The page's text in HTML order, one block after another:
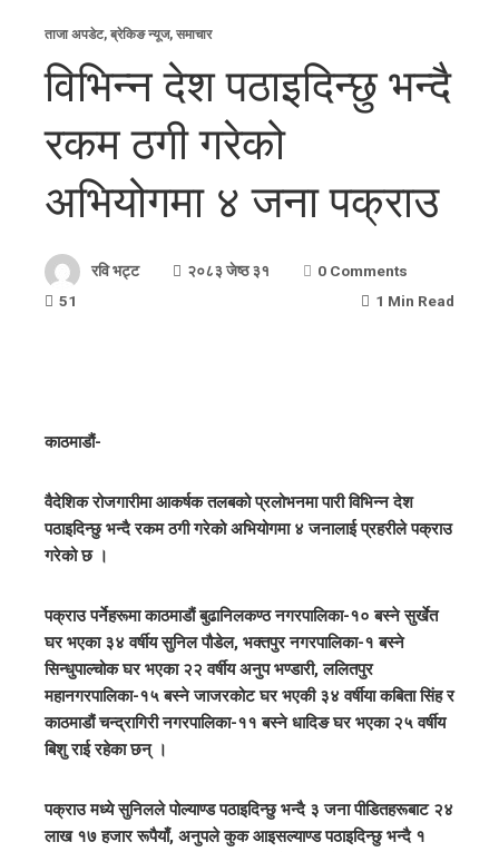
ताजा अपडेट, ब्रेकिङ न्यूज, समाचार
विभिन्न देश पठाइदिन्छु भन्दै
रकम ठगी गरेको
अभियोगमा ४ जना पक्राउ
रवि भट्ट २०८३ जेष्ठ ३१
0 Comments
51
1 Min Read
काठमाडौं-
वैदेशिक रोजगारीमा आकर्षक तलबको प्रलोभनमा पारी विभिन्न देश
पठाइदिन्छु भन्दै रकम ठगी गरेको अभियोगमा ४ जनालाई प्रहरीले पक्राउ
गरेको छ ।
पक्राउ पर्नेहरूमा काठमाडौं बुढानिलकण्ठ नगरपालिका-१० बस्ने सुर्खेत
घर भएका ३४ वर्षीय सुनिल पौडेल, भक्तपुर नगरपालिका-१ बस्ने
सिन्धुपाल्चोक घर भएका २२ वर्षीय अनुप भण्डारी, ललितपुर
महानगरपालिका-१५ बस्ने जाजरकोट घर भएकी ३४ वर्षीया कबिता सिंह र
काठमाडौं चन्द्रागिरी नगरपालिका-११ बस्ने धादिङ घर भएका २५ वर्षीय
बिशु राई रहेका छन् ।
पक्राउ मध्ये सुनिलले पोल्याण्ड पठाइदिन्छु भन्दै ३ जना पीडितहरूबाट २४
लाख १७ हजार रूपैयाँ, अनुपले कुक आइसल्याण्ड पठाइदिन्छु भन्दै १